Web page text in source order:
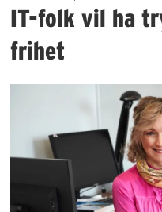
IT-folk vil ha
frihet